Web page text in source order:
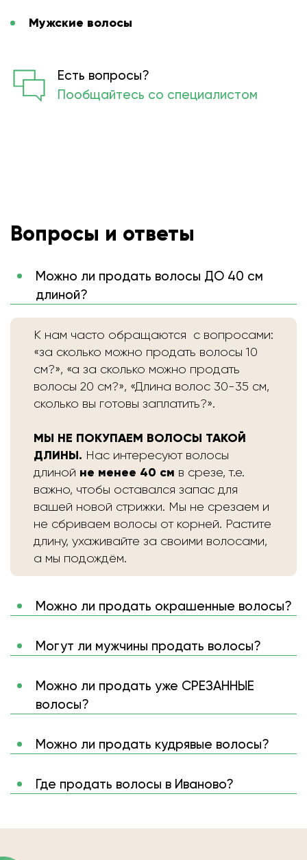
Мужские волосы
Есть вопросы?
Пообщайтесь со специалистом
Вопросы и ответы
Можно ли продать волосы ДО 40 см
длиной?
К нам часто обращаются с вопросами:
«за сколько можно продать волосы 10
см?», «а за сколько можно продать
волосы 20 см?», «Длина волос 30-35 см,
сколько вы готовы заплатить?».
МЫ НЕ ПОКУПАЕМ ВОЛОСЫ ТАКОЙ
ДЛИНЫ. Нас интересуют волосы
длиной не менее 40 см в срезе, т.е.
важно, чтобы оставался запас для
вашей новой стрижки. Мы не срезаем и
не сбриваем волосы от корней. Растите
длину, ухаживайте за своими волосами,
а мы подождём.
Можно ли продать окрашенные волосы?
Могут ли мужчины продать волосы?
Можно ли продать уже СРЕЗАННЫЕ
волосы?
Можно ли продать кудрявые волосы?
Где продать волосы в Иваново?